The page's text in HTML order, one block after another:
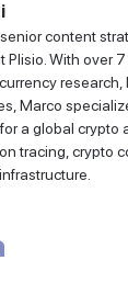
content
Plisio. With over
research,
Marco
a global crypto
tracing, crypto